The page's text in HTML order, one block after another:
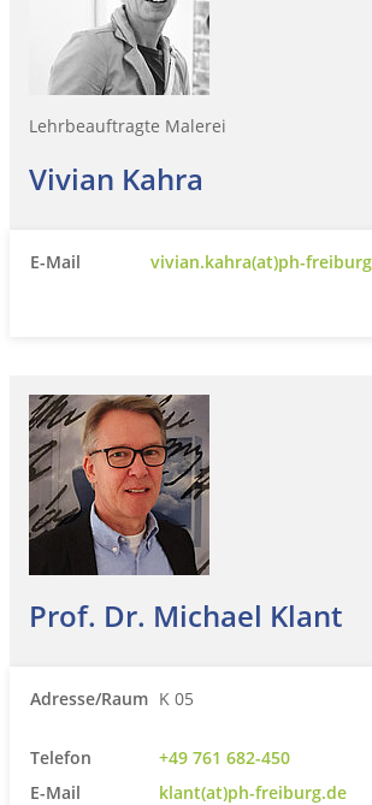
Lehrbeauftragte Malerei
Vivian Kahra
E-Mail vivian.kahra(at)ph-
Prof. Dr. Michael Klant
Adresse/Raum K 05
Telefon
+49 761 682-450
E-Mail
klant(at)ph-freiburg.de